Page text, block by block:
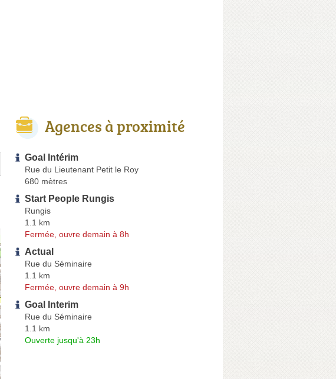
Agences à proximité
Goal Intérim
Rue du Lieutenant Petit le Roy
680 mètres
Start People Rungis
Rungis
1.1 km
Fermée, ouvre demain à 8h
Actual
Rue du Séminaire
1.1 km
Fermée, ouvre demain à 9h
Goal Interim
Rue du Séminaire
1.1 km
Ouverte jusqu'à 23h